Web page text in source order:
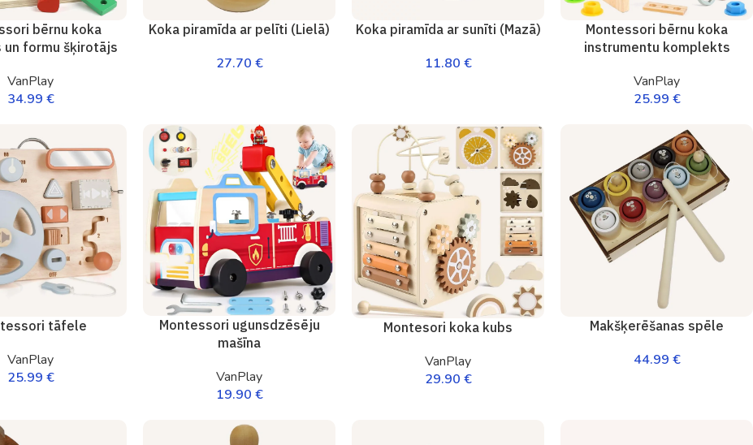
bērnu koka
un formu šķirotājs
VanPlay
34.99 €
Koka piramīda ar pelīti (Lielā)
27.70 €
Koka piramīda ar sunīti (Mazā)
11.80 €
Montessori bērnu koka
instrumentu komplekts
VanPlay
25.99 €
tāfele
VanPlay
25.99 €
Montessori ugunsdzēsēju
mašīna
VanPlay
19.90 €
Montesori koka kubs
VanPlay
29.90 €
Makšķerēšanas spēle
44.99 €